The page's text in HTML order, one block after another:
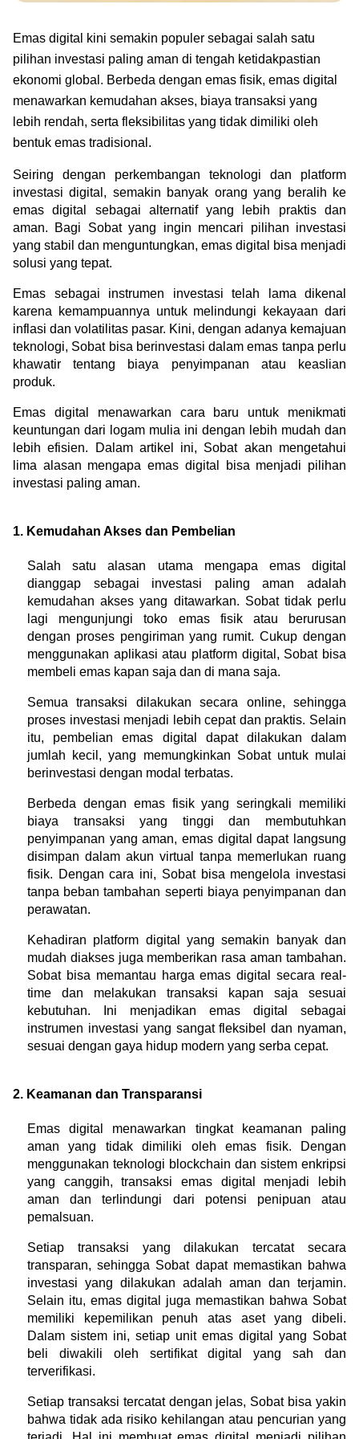
Jual emas kamu ke Treasury
Green Gold
Golden Generation
Tata Kelola
English
Emas digital kini semakin populer sebagai salah satu
pilihan investasi paling aman di tengah ketidakpastian
ekonomi global. Berbeda dengan emas fisik, emas digital
menawarkan kemudahan akses, biaya transaksi yang
lebih rendah, serta fleksibilitas yang tidak dimiliki oleh
bentuk emas tradisional.
Seiring dengan perkembangan teknologi dan platform
investasi digital, semakin banyak orang yang beralih ke
emas digital sebagai alternatif yang lebih praktis dan
aman. Bagi Sobat yang ingin mencari pilihan investasi
yang stabil dan menguntungkan, emas digital bisa menjadi
solusi yang tepat.
Emas sebagai instrumen investasi telah lama dikenal
karena kemampuannya untuk melindungi kekayaan dari
inflasi dan volatilitas pasar. Kini, dengan adanya kemajuan
teknologi, Sobat bisa berinvestasi dalam emas tanpa perlu
khawatir tentang biaya penyimpanan atau keaslian
produk.
Emas digital menawarkan cara baru untuk menikmati
keuntungan dari logam mulia ini dengan lebih mudah dan
lebih efisien. Dalam artikel ini, Sobat akan mengetahui
lima alasan mengapa emas digital bisa menjadi pilihan
investasi paling aman.
1. Kemudahan Akses dan Pembelian
Salah satu alasan utama mengapa emas digital
dianggap sebagai investasi paling aman adalah
kemudahan akses yang ditawarkan. Sobat tidak perlu
lagi mengunjungi toko emas fisik atau berurusan
dengan proses pengiriman yang rumit. Cukup dengan
menggunakan aplikasi atau platform digital, Sobat bisa
membeli emas kapan saja dan di mana saja.
Semua transaksi dilakukan secara online, sehingga
proses investasi menjadi lebih cepat dan praktis. Selain
itu, pembelian emas digital dapat dilakukan dalam
jumlah kecil, yang memungkinkan Sobat untuk mulai
berinvestasi dengan modal terbatas.
Berbeda dengan emas fisik yang seringkali memiliki
biaya transaksi yang tinggi dan membutuhkan
penyimpanan yang aman, emas digital dapat langsung
disimpan dalam akun virtual tanpa memerlukan ruang
fisik. Dengan cara ini, Sobat bisa mengelola investasi
tanpa beban tambahan seperti biaya penyimpanan dan
perawatan.
Kehadiran platform digital yang semakin banyak dan
mudah diakses juga memberikan rasa aman tambahan.
Sobat bisa memantau harga emas digital secara real-
time dan melakukan transaksi kapan saja sesuai
kebutuhan. Ini menjadikan emas digital sebagai
instrumen investasi yang sangat fleksibel dan nyaman,
sesuai dengan gaya hidup modern yang serba cepat.
2. Keamanan dan Transparansi
Emas digital menawarkan tingkat keamanan paling
aman yang tidak dimiliki oleh emas fisik. Dengan
menggunakan teknologi blockchain dan sistem enkripsi
yang canggih, transaksi emas digital menjadi lebih
aman dan terlindungi dari potensi penipuan atau
pemalsuan.
Setiap transaksi yang dilakukan tercatat secara
transparan, sehingga Sobat dapat memastikan bahwa
investasi yang dilakukan adalah aman dan terjamin.
Selain itu, emas digital juga memastikan bahwa Sobat
memiliki kepemilikan penuh atas aset yang dibeli.
Dalam sistem ini, setiap unit emas digital yang Sobat
beli diwakili oleh sertifikat digital yang sah dan
terverifikasi.
Setiap transaksi tercatat dengan jelas, Sobat bisa yakin
bahwa tidak ada risiko kehilangan atau pencurian yang